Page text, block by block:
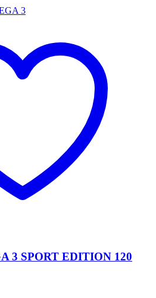
3 SPORT EDITION 120